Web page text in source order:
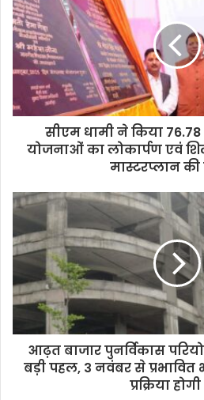
सीएम धामी ने किया
योजनाओं का लोकार्पण एवं
मास्टरप्लान की
आढ़त बाजार पुनर्विकास
बड़ी पहल, 3 नवंबर से प्रभावित
प्रक्रिया